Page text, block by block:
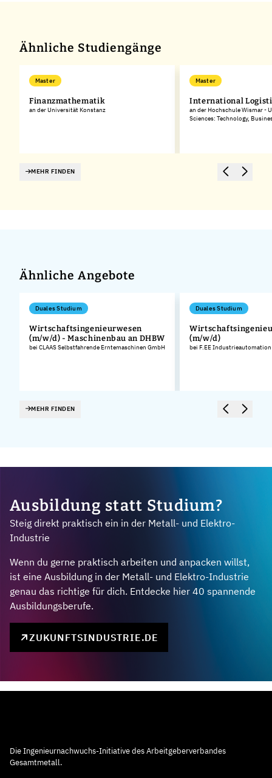
Ähnliche Studiengänge
Master
Finanzmathematik
an der Universität Konstanz
Master
International
an der Hochschule Wismar -
Sciences: Technology,
MEHR FINDEN
Ähnliche Angebote
Duales Studium
Wirtschaftsingenieurwesen
(m/w/d) - Maschinenbau an DHBW
bei CLAAS Selbstfahrende Erntemaschinen GmbH
Duales Studium
(m/w/d)
bei F.EE Industrieautomation
MEHR FINDEN
Ausbildung statt Studium?
Steig direkt praktisch ein in der Metall- und Elektro-
Industrie
Wenn du gerne praktisch arbeiten und anpacken willst,
ist eine Ausbildung in der Metall- und Elektro-Industrie
genau das richtige für dich. Entdecke hier 40 spannende
Ausbildungsberufe.
ZUKUNFTSINDUSTRIE.DE
Die Ingenieurnachwuchs-Initiative des Arbeitgeberverbandes
Gesamtmetall.